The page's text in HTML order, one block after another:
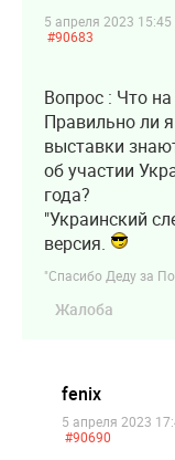
5 апреля 2023 15:45
#90683
Вопрос : Что
Правильно ли
выставки
об участии
года?
"Украинский
версия.
"Спасибо Деду за
Жалоба
fenix
5 апреля 2023
#90690